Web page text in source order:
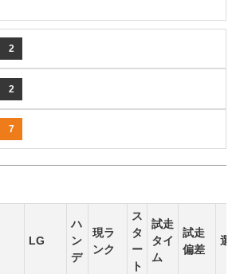
2
2
7
LG
ハ
ン
デ
現ラ
ンク
ス
タ
ー
ト
試走
タイ
ム
試走
偏差
選